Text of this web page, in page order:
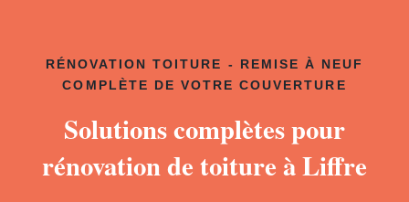
RÉNOVATION TOITURE - REMISE À NEUF
COMPLÈTE DE VOTRE COUVERTURE
Solutions complètes pour
rénovation de toiture à Liffre